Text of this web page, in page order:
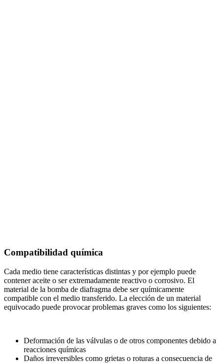
Compatibilidad química
Cada medio tiene características distintas y por ejemplo puede
contener aceite o ser extremadamente reactivo o corrosivo. El
material de la bomba de diafragma debe ser químicamente
compatible con el medio transferido. La elección de un material
equivocado puede provocar problemas graves como los siguientes:
Deformación de las válvulas o de otros componentes debido a
reacciones químicas
Daños irreversibles como grietas o roturas a consecuencia de